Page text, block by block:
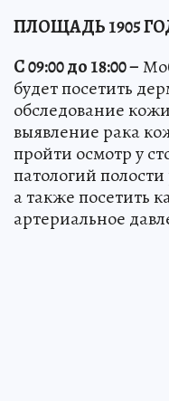
ПЛОЩАДЬ 1905
С 09:00 до 18:00 –
будет посетить
обследование
выявление рака
пройти осмотр у
патологий
а также посетить
артериальное